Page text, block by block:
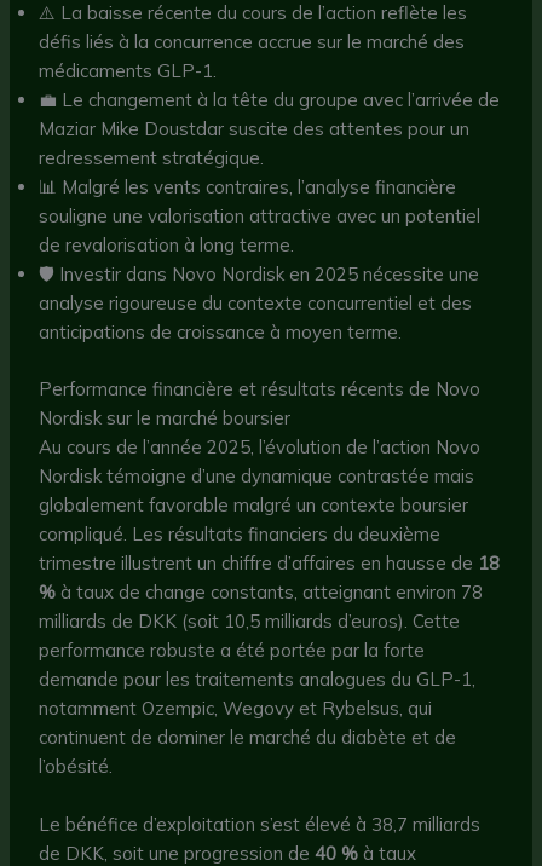
⚠️ La baisse récente du cours de l’action reflète les
défis liés à la concurrence accrue sur le marché des
médicaments GLP-1.
💼 Le changement à la tête du groupe avec l’arrivée de
Maziar Mike Doustdar suscite des attentes pour un
redressement stratégique.
📊 Malgré les vents contraires, l’analyse financière
souligne une valorisation attractive avec un potentiel
de revalorisation à long terme.
🛡️ Investir dans Novo Nordisk en 2025 nécessite une
analyse rigoureuse du contexte concurrentiel et des
anticipations de croissance à moyen terme.
Performance financière et résultats récents de Novo
Nordisk sur le marché boursier
Au cours de l’année 2025, l’évolution de l’action Novo
Nordisk témoigne d’une dynamique contrastée mais
globalement favorable malgré un contexte boursier
compliqué. Les résultats financiers du deuxième
trimestre illustrent un chiffre d’affaires en hausse de 18
% à taux de change constants, atteignant environ 78
milliards de DKK (soit 10,5 milliards d’euros). Cette
performance robuste a été portée par la forte
demande pour les traitements analogues du GLP-1,
notamment Ozempic, Wegovy et Rybelsus, qui
continuent de dominer le marché du diabète et de
l’obésité.
Le bénéfice d’exploitation s’est élevé à 38,7 milliards
de DKK, soit une progression de40 % à taux